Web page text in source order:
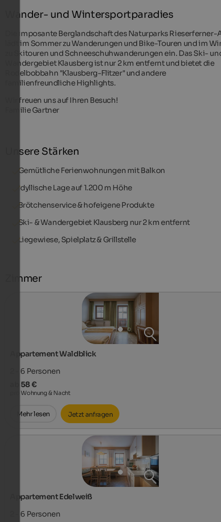
Wander- und Wintersportparadies
Die imposante Berglandschaft des Naturparks Rieserferner-
lädt im Sommer zu Wanderungen und Bike-Touren und im
zu Skitouren und Schneeschuhwanderungen ein. Das Ski-
Wandergebiet Klausberg ist nur 2 km entfernt und bietet die
Rodelbobbahn "Klausberg-Flitzer" und andere
familienfreundliche Highlights.
Wir freuen uns auf Ihren Besuch!
Familie Gartner
Unsere Stärken
Gemütliche Ferienwohnungen mit Balkon
Idyllische Lage auf 1.200 m Höhe
Brötchenservice & hofeigene Produkte
Ski- & Wandergebiet Klausberg nur 2 km entfernt
Liegewiese, Spielplatz & Grillstelle
Zimmer
Appartement Waldblick
2 - 6 Personen
ab 58 €
pro Wohnung & Nacht
Mehr lesen Jetzt anfragen
Appartement Edelweiß
2 - 6 Personen